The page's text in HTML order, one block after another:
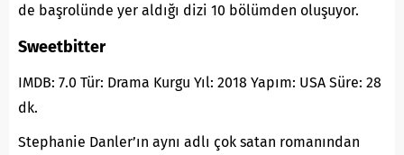
de başrolünde yer aldığı dizi 10 bölümden oluşuyor.
Sweetbitter
IMDB: 7.0 Tür: Drama Kurgu Yıl: 2018 Yapım: USA Süre: 28
dk.
Stephanie Danler’ın aynı adlı çok satan romanından